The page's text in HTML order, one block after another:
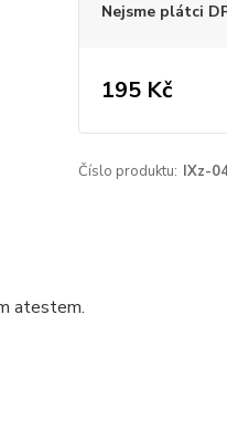
Nejsme plátci
195 Kč
Číslo produktu: IXz-
atestem.